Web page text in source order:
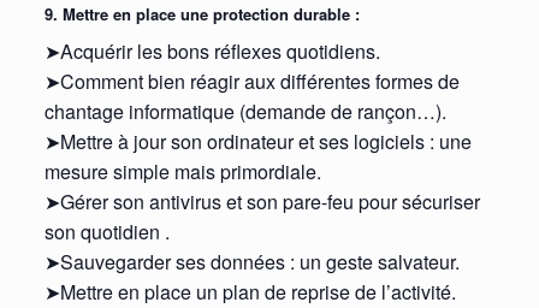
9. Mettre en place une protection durable :
➤Acquérir les bons réflexes quotidiens.
➤Comment bien réagir aux différentes formes de
chantage informatique (demande de rançon…).
➤Mettre à jour son ordinateur et ses logiciels : une
mesure simple mais primordiale.
➤Gérer son antivirus et son pare-feu pour sécuriser
son quotidien .
➤Sauvegarder ses données : un geste salvateur.
➤Mettre en place un plan de reprise de l’activité.